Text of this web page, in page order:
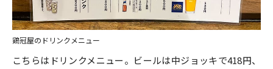
鶏冠屋のドリンクメニュー
こちらはドリンクメニュー。ビールは中ジョッキで418円、